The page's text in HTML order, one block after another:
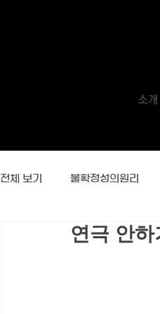
소개
전체 보기 불확정성의원리
연극 안